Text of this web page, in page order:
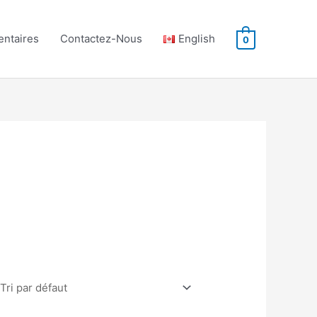
Contactez-Nous English 0